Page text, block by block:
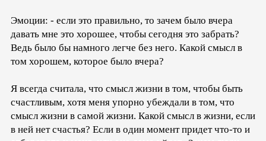
Эмоции: - если это правильно, то зачем было вчера
давать мне это хорошее, чтобы сегодня это забрать?
Ведь было бы намного легче без него. Какой смысл в
том хорошем, которое было вчера?
Я всегда считала, что смысл жизни в том, чтобы быть
счастливым, хотя меня упорно убеждали в том, что
смысл жизни в самой жизни. Какой смысл в жизни, если
в ней нет счастья? Если в один момент придет что-то и